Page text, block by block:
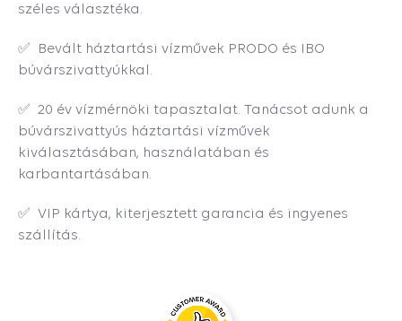
széles választéka.
✅ Bevált háztartási vízművek PRODO és IBO
búvárszivattyúkkal.
✅ 20 év vízmérnöki tapasztalat. Tanácsot adunk a
búvárszivattyús háztartási vízművek
kiválasztásában, használatában és
karbantartásában.
✅ VIP kártya, kiterjesztett garancia és ingyenes
szállítás.